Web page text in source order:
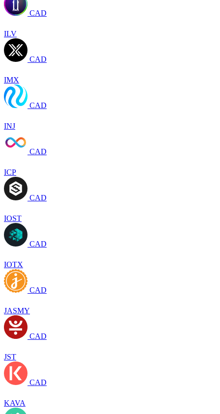
CAD
ILV
CAD
IMX
CAD
INJ
CAD
ICP
CAD
IOST
CAD
IOTX
CAD
JASMY
CAD
JST
CAD
KAVA